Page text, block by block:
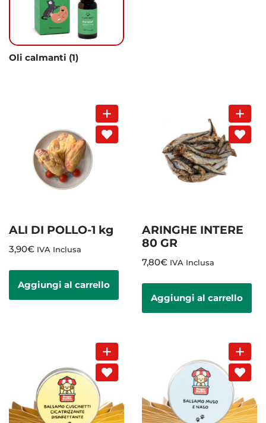
Oli calmanti (1)
ALI DI POLLO-1 kg
3,90€ IVA Inclusa
Aggiungi al carrello
ARINGHE INTERE
80 GR
7,80€ IVA Inclusa
Aggiungi al carrello